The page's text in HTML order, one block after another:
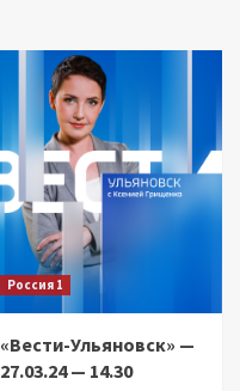
Россия 1
«Вести-Ульяновск» —
27.03.24 — 14.30